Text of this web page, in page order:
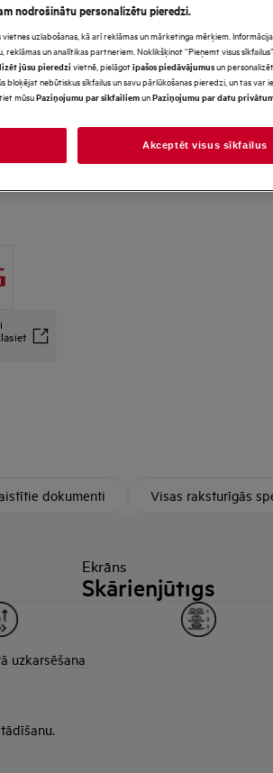
*Produkta lapas galerijā
paredzēti tikai ilustratīviem
precīzi neatspoguļo šo
dokumenti Visas raksturīgās
Ekrāns
Skārienjūtīgs
uzkarsēšana
nodrošinātu personalizētu pieredzi.
uzlabošanas, kā arī reklāmas un mārketinga mērķiem.
un analītikas partneriem. Noklikšķinot “Pieņemt visus
jūsu pieredzi vietnē, pielāgotīpašos piedāvājumusun
bloķējat nebūtiskus sīkfailus un savu pārlūkošanas pieredzi, un tas var
mūsuPaziņojumu par sīkfailiemunPaziņojumu par datu
Akceptēt visus sīkfailus